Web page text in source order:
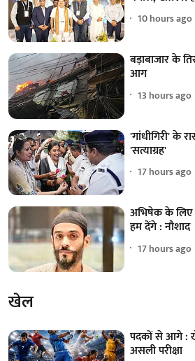
10 hours ago
बड़ाबाजार के
आग
13 hours ago
'गांधीगिरी' के
'सत्याग्रह'
17 hours ago
अभिषेक के लिए
हम देंगे : नौशाद
17 hours ago
खेल
पदकों से आगे :
असली परीक्षा